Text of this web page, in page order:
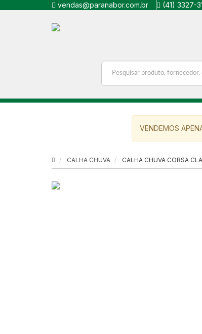
vendas@paranabor.com.br (41) 3327-
VENDEMOS
CALHA CHUVA CALHA CHUVA CORSA